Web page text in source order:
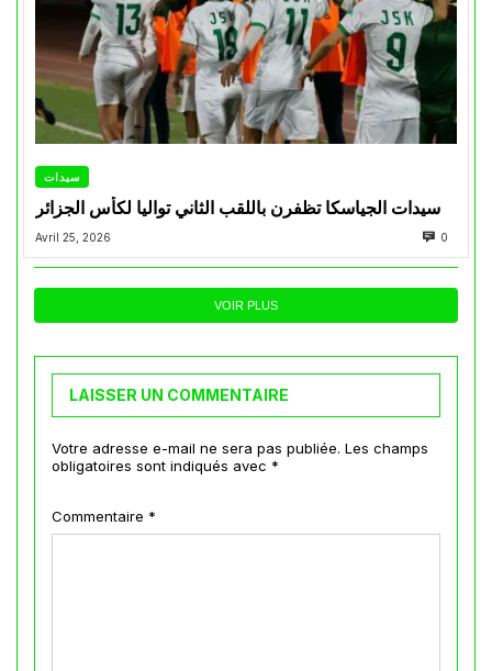
سيدات
سيدات الجياسكا تظفرن باللقب الثاني تواليا لكأس الجزائر
Avril 25, 2026 0
VOIR PLUS
LAISSER UN COMMENTAIRE
Votre adresse e-mail ne sera pas publiée. Les champs
obligatoires sont indiqués avec *
Commentaire *